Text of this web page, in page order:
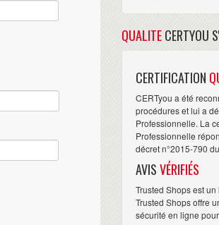
QUALITECERTYOU
CERTIFICATION
CERTyou a été
procédures et lui a
Professionnelle. La
Professionnelle
décret n°2015-790
AVISVÉRIFIÉS
Trusted Shops est
Trusted Shops offre
sécurité en ligne